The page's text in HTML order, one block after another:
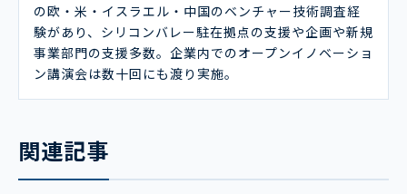
の欧・米・イスラエル・中国のベンチャー技術調査経
験があり、シリコンバレー駐在拠点の支援や企画や新規
事業部門の支援多数。企業内でのオープンイノベーショ
ン講演会は数十回にも渡り実施。
関連記事